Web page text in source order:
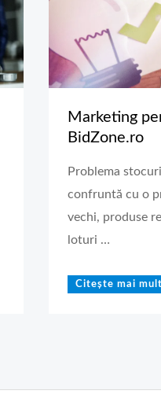
Marketing
BidZone.ro
Problema
confruntă cu o
vechi, produse
loturi …
Citește mai